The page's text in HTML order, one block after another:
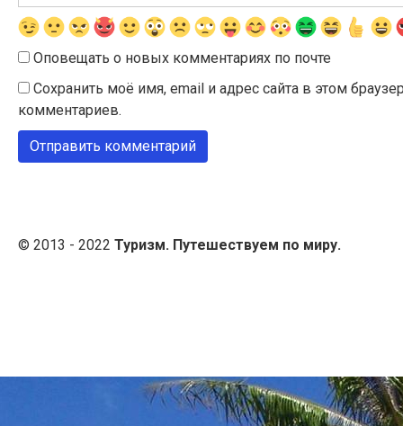
Оповещать о новых комментариях по почте
Сохранить моё имя, email и адрес сайта в этом
комментариев.
© 2013 - 2022 Туризм. Путешествуем по миру.